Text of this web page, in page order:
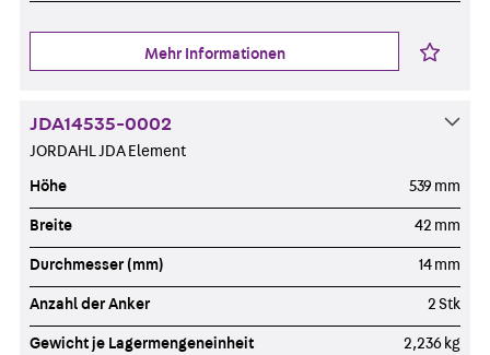
Mehr Informationen
JDA14535-0002
JORDAHL JDA Element
Höhe 539 mm
Breite 42 mm
Durchmesser (mm) 14 mm
Anzahl der Anker 2 Stk
Gewicht je Lagermengeneinheit 2,236 kg